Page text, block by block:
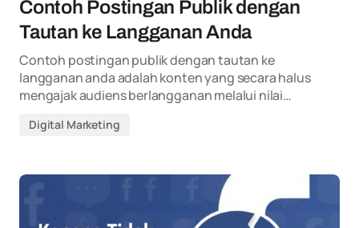
Contoh Postingan Publik dengan
Tautan ke Langganan Anda
Contoh postingan publik dengan tautan ke
langganan anda adalah konten yang secara halus
mengajak audiens berlangganan melalui nilai…
Digital Marketing